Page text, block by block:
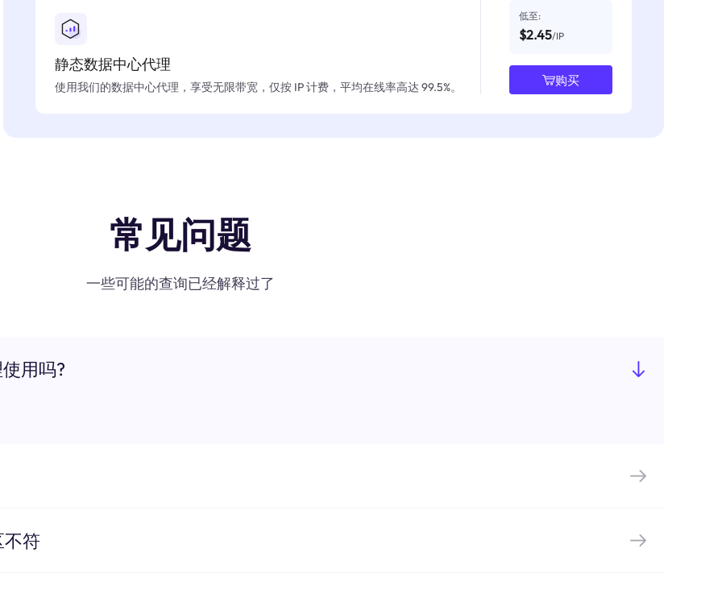
静态数据中心代理
使用我们的数据中心代理，享受无限带宽，仅按 IP 计费，平均在线率高达 99.5%。
低至:
$2.45/IP
购买
常见问题
一些可能的查询已经解释过了
用吗?
符